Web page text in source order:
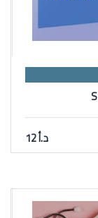
د.أ 12